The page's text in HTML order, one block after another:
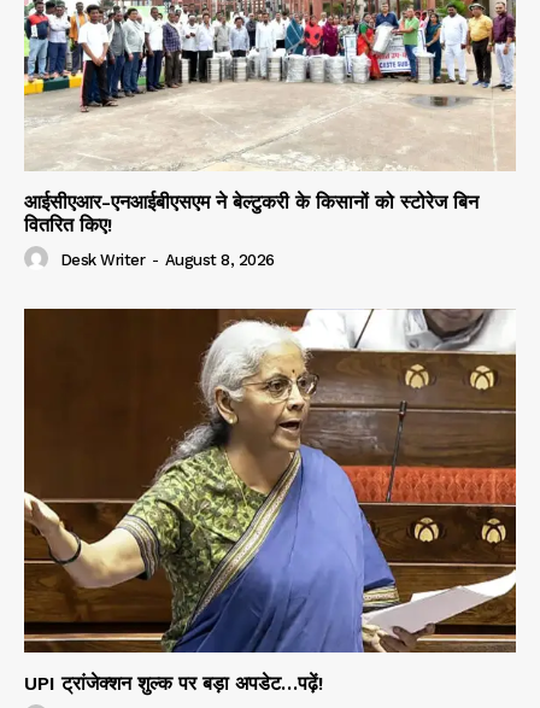
आईसीएआर-एनआईबीएसएम ने बेल्टुकरी के किसानों को स्टोरेज बिन
वितरित किए!
Desk Writer - August 8, 2026
UPI ट्रांजेक्शन शुल्क पर बड़ा अपडेट…पढ़ें!